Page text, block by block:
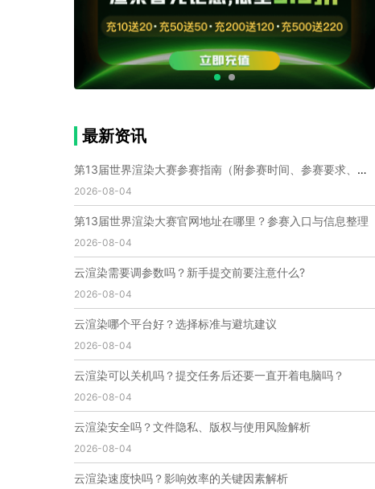
成都动画渲染
免费渲染农场
网络渲染农场
个人渲染农场
小型渲染农场
自建渲染农场
视频渲染农场
渲染农场软件
cpu渲染农场
渲染农场费用
渲染农场下载
模型软件
建模渲染软件
三维建模渲染
3d建模渲染
云渲染农场
C4D渲染农场
渲染农场收费
云渲染农场价格
瑞云渲染农场价格
动画渲染农场
第十一届世界渲染大赛
世界渲染大赛时间
世界渲染大赛官网
国际渲染大赛
国际渲染大赛排名
世界渲染大赛软件
瑞云官网
瑞云科技 端云
瑞云渲染官网
网络渲染软件
云渲染服务
云渲染怎么收费
云渲染怎么用
云渲染技术
云渲染原理 云渲染插件
云渲染软件
云渲染引擎
云渲染主机
云渲染软件厂家
免费云渲染
云渲染网站
云渲染收费 云渲染厂家
云渲染厂商
瑞云渲染大赛
3d渲染大赛
CG动画渲染大赛
最新资讯
第13届世界渲染大赛参赛指南（附参赛时间、参赛要求、赛事奖励等）
2026-08-04
第13届世界渲染大赛官网地址在哪里？参赛入口与信息整理
2026-08-04
云渲染需要调参数吗？新手提交前要注意什么?
2026-08-04
云渲染哪个平台好？选择标准与避坑建议
2026-08-04
云渲染可以关机吗？提交任务后还要一直开着电脑吗？
2026-08-04
云渲染安全吗？文件隐私、版权与使用风险解析
2026-08-04
云渲染速度快吗？影响效率的关键因素解析